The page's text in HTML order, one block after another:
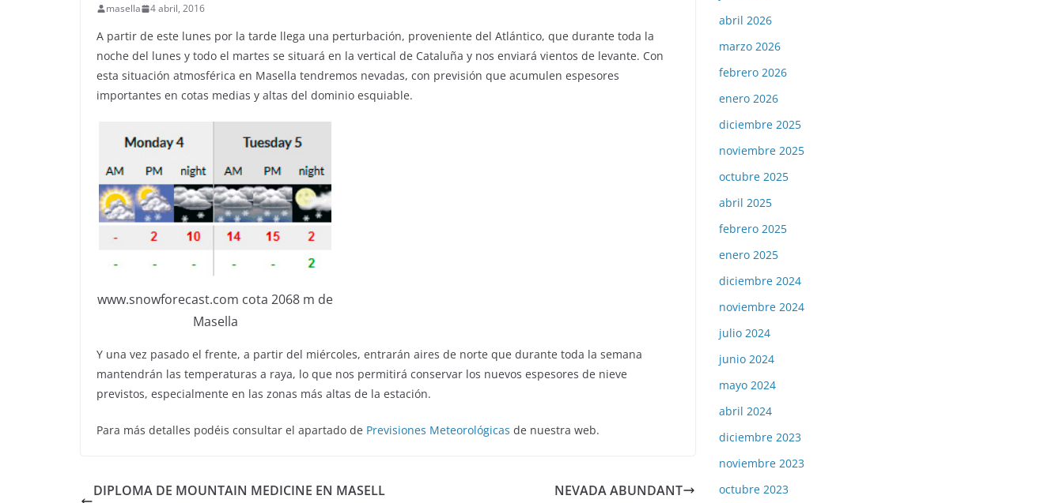
masella 4 abril, 2016
A partir de este lunes por la tarde llega una perturbación, proveniente del Atlántico, que durante toda la
noche del lunes y todo el martes se situará en la vertical de Cataluña y nos enviará vientos de levante. Con
esta situación atmosférica en Masella tendremos nevadas, con previsión que acumulen espesores
importantes en cotas medias y altas del dominio esquiable.
www.snowforecast.com cota 2068 m de
Masella
Y una vez pasado el frente, a partir del miércoles, entrarán aires de norte que durante toda la semana
mantendrán las temperaturas a raya, lo que nos permitirá conservar los nuevos espesores de nieve
previstos, especialmente en las zonas más altas de la estación.
Para más detalles podéis consultar el apartado de Previsiones Meteorológicas de nuestra web.
DIPLOMA DE MOUNTAIN MEDICINE EN MASELL
NEVADA ABUNDANT
abril 2026
marzo 2026
febrero 2026
enero 2026
diciembre 2025
noviembre 2025
octubre 2025
abril 2025
febrero 2025
enero 2025
diciembre 2024
noviembre 2024
julio 2024
junio 2024
mayo 2024
abril 2024
diciembre 2023
noviembre 2023
octubre 2023